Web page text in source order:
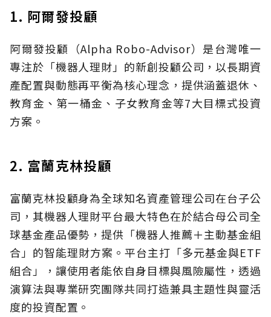
1. 阿爾發投顧
阿爾發投顧（Alpha Robo-Advisor）是台灣唯一
專注於「機器人理財」的新創投顧公司，以長期資
產配置與動態再平衡為核心理念，提供涵蓋退休、
教育金、第一桶金、子女教育金等7大目標式投資
方案。
2. 富蘭克林投顧
富蘭克林投顧身為全球知名資產管理公司在台子公
司，其機器人理財平台最大特色在於結合母公司全
球基金產品優勢，提供「機器人推薦＋主動基金組
合」的智能理財方案。平台主打「多元基金與ETF
組合」，讓使用者能依自身目標與風險屬性，透過
演算法與專業研究團隊共同打造兼具主題性與靈活
度的投資配置。